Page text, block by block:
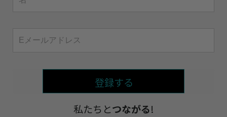
登録する
私たちとつながる!